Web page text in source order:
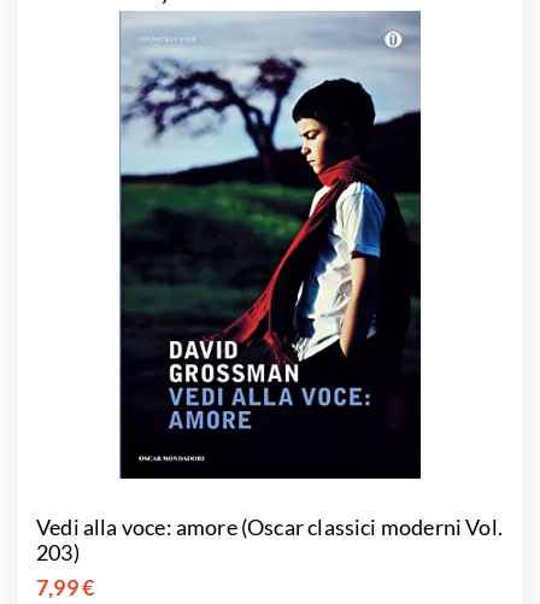
Vedi alla voce: amore (Oscar classici moderni Vol.
203)
7,99 €